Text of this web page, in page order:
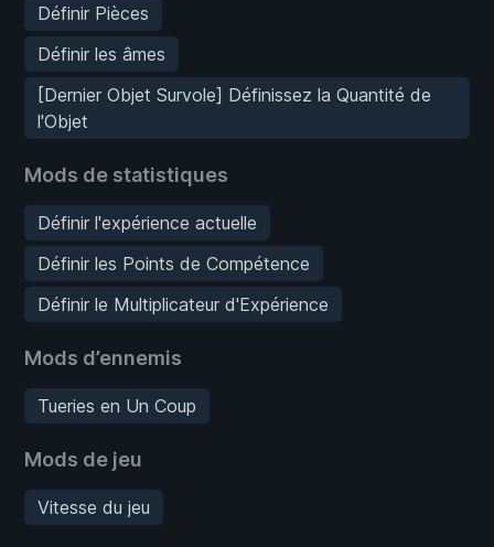
Définir Pièces
Définir les âmes
[Dernier Objet Survole] Définissez la Quantité de
l'Objet
Mods de statistiques
Définir l'expérience actuelle
Définir les Points de Compétence
Définir le Multiplicateur d'Expérience
Mods d’ennemis
Tueries en Un Coup
Mods de jeu
Vitesse du jeu